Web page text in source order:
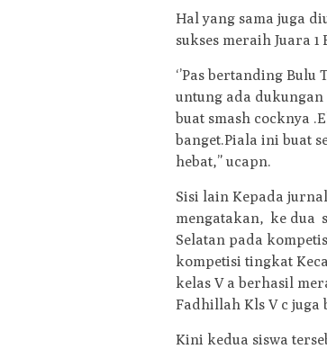
Hal yang sama juga
sukses meraih Juara
‘’Pas bertanding
untung ada
buat smash cocknya
banget.Piala ini buat
hebat,” ucapn.
Sisi lain Kepada
mengatakan, ke dua
Selatan pada
kompetisi tingkat
kelas V a berhasil
Fadhillah Kls V c juga
Kini kedua siswa